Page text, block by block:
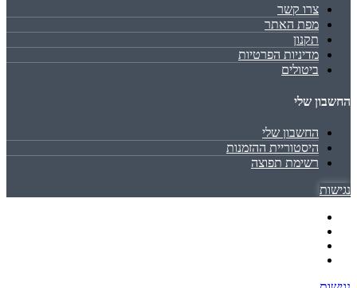
צרו קשר
מפת האתר
תקנון
מדיניות הפרטיות
ביטולים
החשבון שלי
החשבון שלי
היסטוריית ההזמנות
רשימת תפוצה
נגישות